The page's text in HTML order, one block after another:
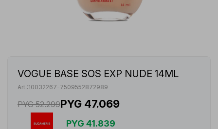
VOGUE BASE SOS EXP NUDE 14ML
10032267-7509552872989
PYG 52.299PYG 47.069
PYG 41.839